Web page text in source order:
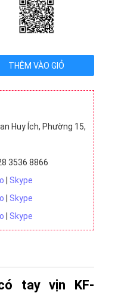
Huy Ích, Phường 15,
3536 8866
Skype
Skype
Skype
tay vịn KF-